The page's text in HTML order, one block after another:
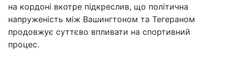
на кордоні вкотре підкреслив, що політична
напруженість між Вашингтоном та Тегераном
продовжує суттєво впливати на спортивний
процес.